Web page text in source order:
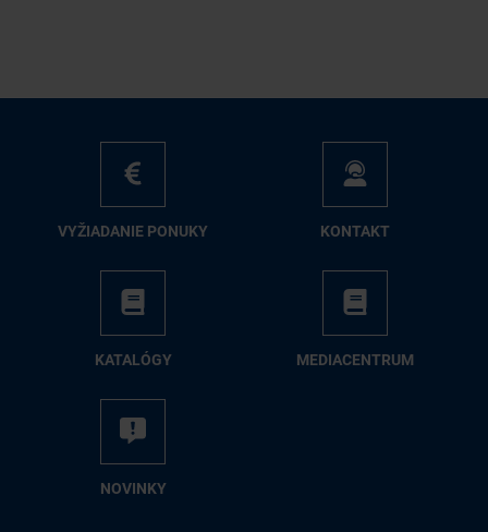
VY­ŽIA­DA­NIE PO­NU­KY KON­TAKT
KA­TA­LÓ­GY ME­DIA­CEN­TRUM
NO­VIN­KY